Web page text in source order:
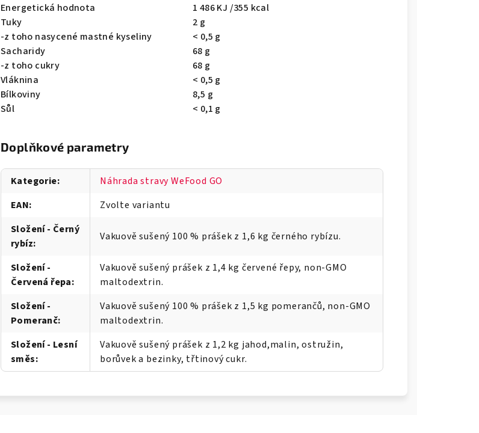
Energetická hodnota
1 486 KJ /355 kcal
Tuky
2 g
-z toho nasycené mastné kyseliny
< 0,5 g
Sacharidy
68 g
-z toho cukry
68 g
Vláknina
< 0,5 g
Bílkoviny
8,5 g
Sůl
< 0,1 g
Doplňkové parametry
Kategorie:
Náhrada stravy WeFood GO
EAN:
Zvolte variantu
Složení - Černý
rybíz:
Vakuově sušený 100 % prášek z 1,6 kg černého rybízu.
Složení -
Červená řepa:
Vakuově sušený prášek z 1,4 kg červené řepy, non-GMO
maltodextrin.
Složení -
Pomeranč:
Vakuově sušený 100 % prášek z 1,5 kg pomerančů, non-GMO
maltodextrin.
Složení - Lesní
směs:
Vakuově sušený prášek z 1,2 kg jahod,malin, ostružin,
borůvek a bezinky, třtinový cukr.